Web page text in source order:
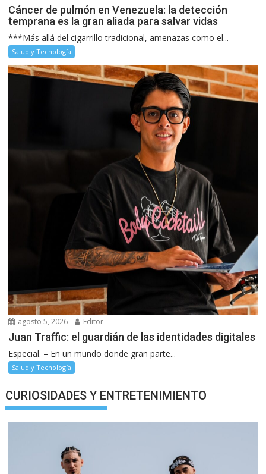
Cáncer de pulmón en Venezuela: la detección
temprana es la gran aliada para salvar vidas
***Más allá del cigarrillo tradicional, amenazas como el...
Salud y Tecnología
agosto 5, 2026 Editor
Juan Traffic: el guardián de las identidades digitales
Especial. – En un mundo donde gran parte...
Salud y Tecnología
CURIOSIDADES Y ENTRETENIMIENTO